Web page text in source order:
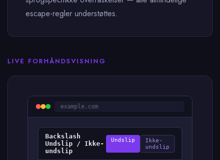
escape-regler understøttes.
LIVE FORHÅNDSVISNING
example.com
Backslash
Undslip / Ikke-
undslip
Undslip
Ikke-
undslip